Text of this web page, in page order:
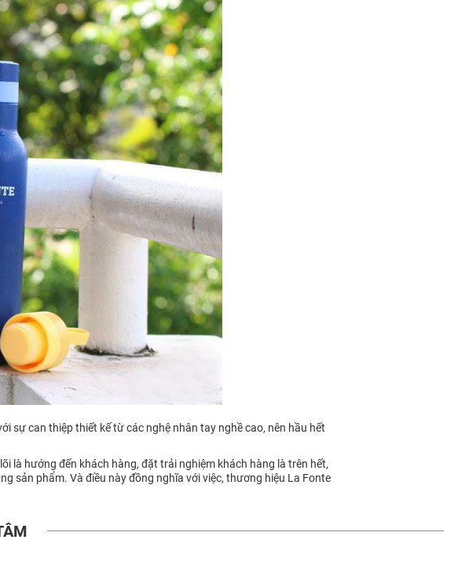
sự can thiệp thiết kế từ các nghệ nhân tay nghề cao, nên hầu hết
là hướng đến khách hàng, đặt trải nghiệm khách hàng là trên hết,
sản phẩm. Và điều này đồng nghĩa với việc, thương hiệu La Fonte